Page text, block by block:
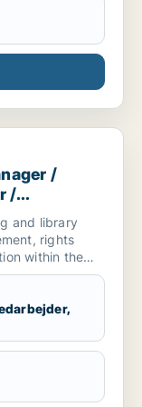
/
/
/
and library
rights
within the
managing
ensuring
media
operational
og